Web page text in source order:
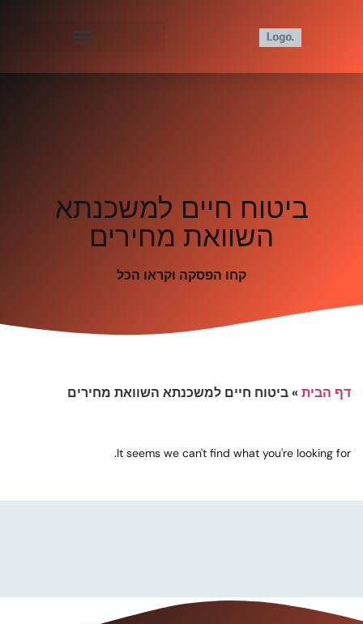
ביטוח חיים למשכנתא
השוואת מחירים
קחו הפסקה וקראו הכל
דף הבית»ביטוח חיים למשכנתא השוואת מחירים
It seems we can't find what you're looking for.